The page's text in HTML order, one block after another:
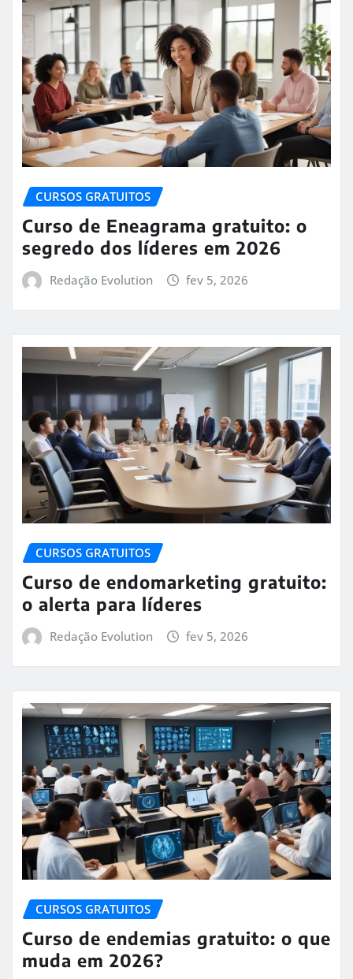
CURSOS GRATUITOS
Curso de Eneagrama gratuito: o
segredo dos líderes em 2026
Redação Evolution fev 5, 2026
CURSOS GRATUITOS
Curso de endomarketing gratuito:
o alerta para líderes
Redação Evolution fev 5, 2026
CURSOS GRATUITOS
Curso de endemias gratuito: o que
muda em 2026?